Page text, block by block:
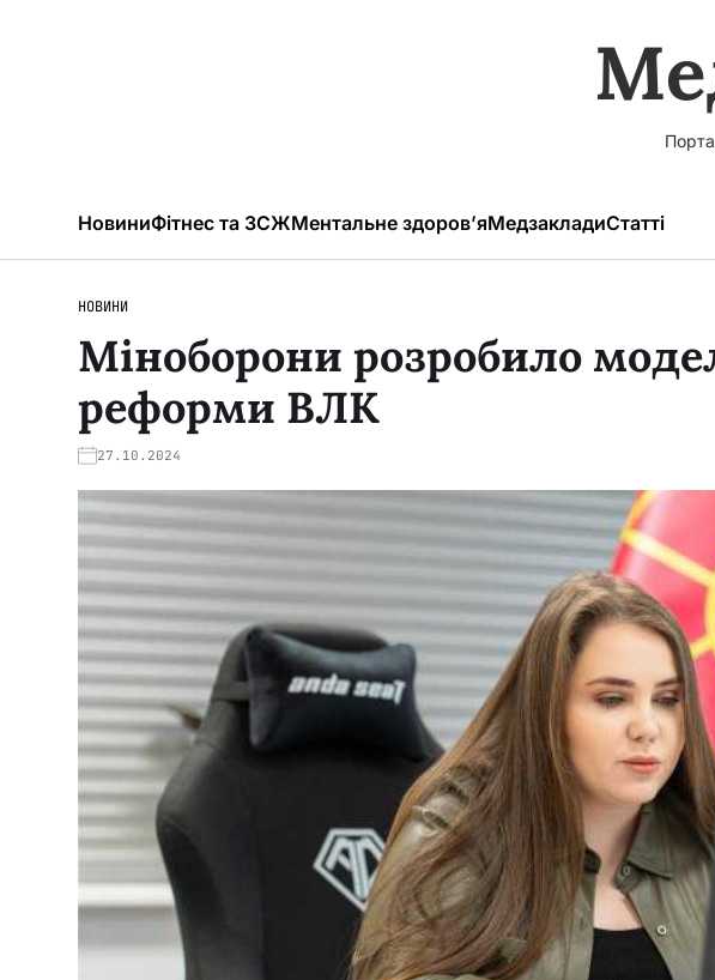
НовиниФітнес та ЗСЖМентальне здоров’яМедзакладиСтатті
НОВИНИ
Міноборони розробило
реформи ВЛК
27.10.2024